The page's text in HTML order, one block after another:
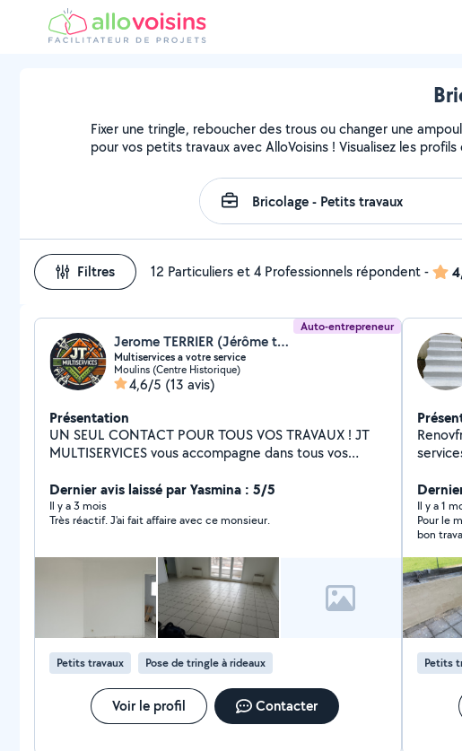
Fixer une tringle, reboucher des trous ou changer une
pour vos petits travaux avec AlloVoisins ! Visualisez les
Filtres 12 Particuliers et 4 Professionnels répondent-
Auto-entrepreneur
Jerome TERRIER (Jérôme terrier JT Multiservices)
Multiservices a votre service
Moulins (Centre Historique)
4,6/5 (13 avis)
Présentation
UN SEUL CONTACT POUR TOUS VOS TRAVAUX ! JT
MULTISERVICES vous accompagne dans tous vos
Nos prestations : - Petit bricolage Plomberie Électricité
Peinture Placo et rénovation intérieure Maçonnerie,
charpente couverture Revêtements de sol
Poêles à granulés (installation, dépannage et entretien)
caves, garages, greniers... Et bien d'autres services sur
demande !
Dernier avis laissé par Yasmina : 5/5
Il y a 3 mois
Très réactif. J'ai fait affaire avec ce monsieur.
Petits travaux Pose de tringle à rideaux
Voir le profil Contacter
Il y a 1
Pour le
bon
Petits